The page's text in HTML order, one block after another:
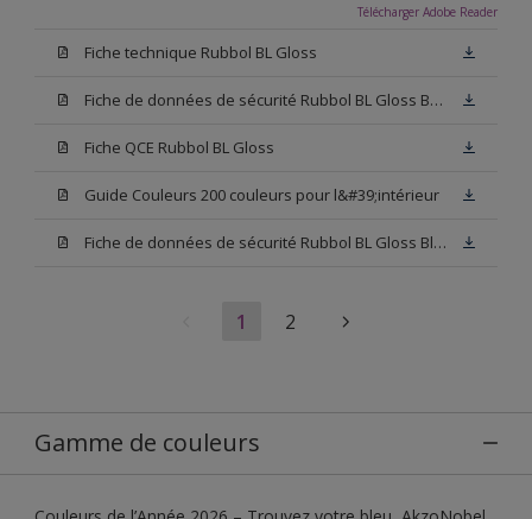
Télécharger Adobe Reader
Fiche technique Rubbol BL Gloss
Fiche de données de sécurité Rubbol BL Gloss Base N00
Fiche QCE Rubbol BL Gloss
Guide Couleurs 200 couleurs pour l&#39;intérieur
Fiche de données de sécurité Rubbol BL Gloss Blanc
1 2
Gamme de couleurs